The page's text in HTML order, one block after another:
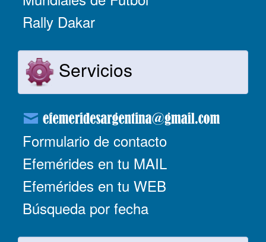
Rally Dakar
Servicios
Formulario de contacto
Efemérides en tu MAIL
Efemérides en tu WEB
Búsqueda por fecha